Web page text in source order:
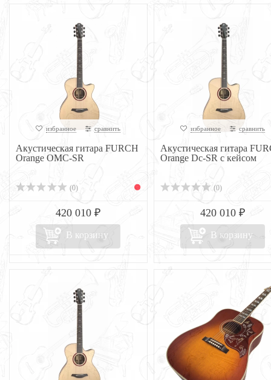
избранное сравнить
Акустическая гитара FURCH
Orange OMC-SR
(0)
420 010 ₽
В корзину
избранное сравнить
Акустическая гитара
Orange Dc-SR с кейсом
(0)
420 010 ₽
В корзину